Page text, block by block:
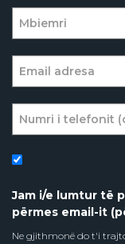
Jam i/e lumtur të
përmes email-it
Ne gjithmonë do t'i